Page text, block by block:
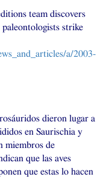
team discovers
strike
a/2003-
dieron lugar a
en Saurischia y
miembros de
que las aves
que estas lo hacen